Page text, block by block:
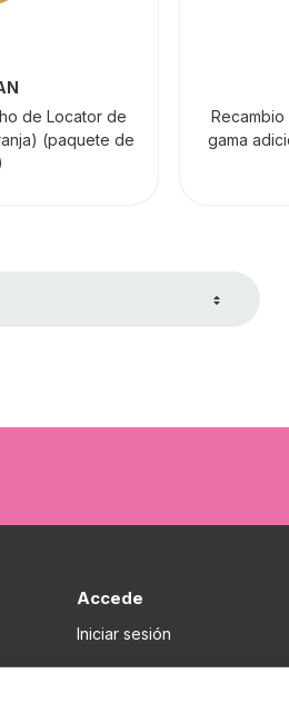
de Locator de
(paquete de
gama
Accede
Iniciar sesión